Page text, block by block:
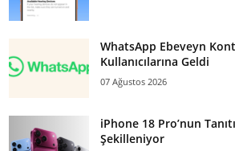
WhatsApp Ebeveyn
Kullanıcılarına Geldi
07 Ağustos 2026
iPhone 18 Pro’nun
Şekilleniyor